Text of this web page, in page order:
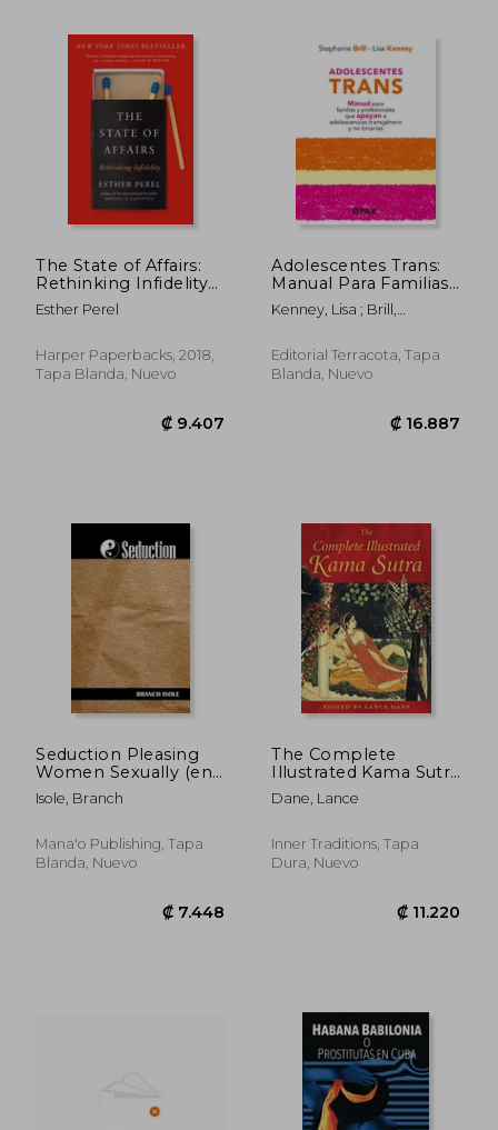
₡ 21.599
The State of Affairs:
Rethinking Infidelity
(en Inglés)
Esther Perel
Harper Paperbacks, 2018,
Tapa Blanda, Nuevo
Adolescentes Trans:
Manual Para Familias
Y Profesionales Que
Apoyan a
Transgénero Y No
Binarias
Kenney, Lisa ; Brill,
Editorial Terracota, Tapa
Blanda, Nuevo
Seduction Pleasing
Women Sexually (en
Inglés)
Isole, Branch
Mana'o Publishing, Tapa
Blanda, Nuevo
The Complete
Illustrated Kama Sutra
(en Inglés)
Dane, Lance
Inner Traditions, Tapa
Dura, Nuevo